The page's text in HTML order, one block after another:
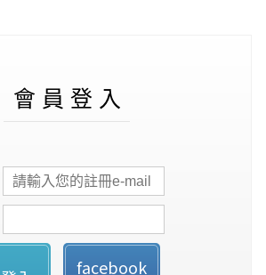
會 員 登 入
facebook